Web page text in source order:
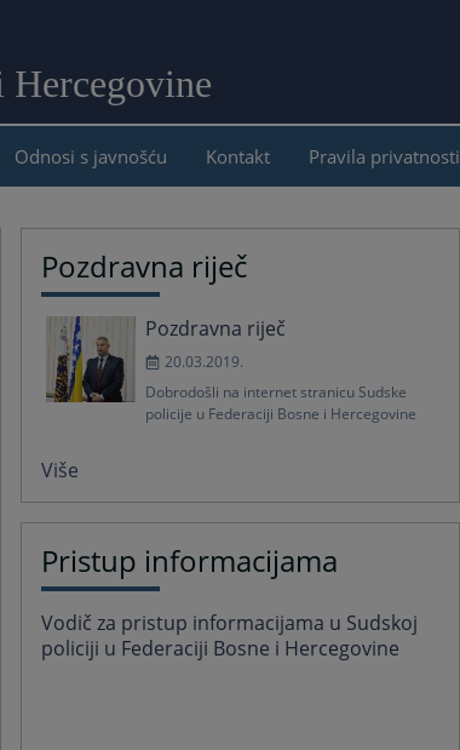
Hercegovine
sadržaj
Odnosi s javnošću Kontakt Pravila privatnosti
Pozdravna riječ
Pozdravna riječ
20.03.2019.
Dobrodošli na internet stranicu Sudske
policije u Federaciji Bosne i Hercegovine
Više
Pristup informacijama
Vodič za pristup informacijama u Sudskoj
policiji u Federaciji Bosne i Hercegovine